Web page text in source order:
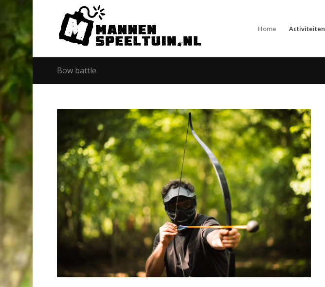
Home Activiteiten
Bow battle